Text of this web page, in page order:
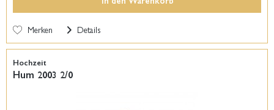
Merken Details
Hochzeit
Hum 2003 2/0